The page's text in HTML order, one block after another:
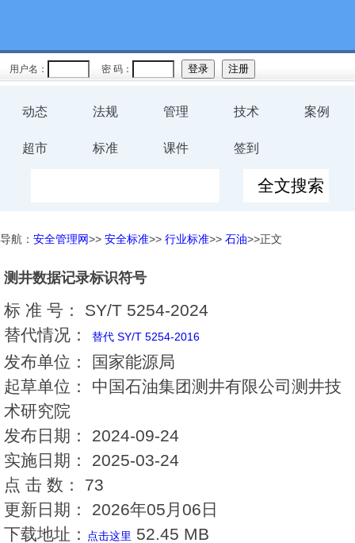
用户名： 密 码：
动态 法规 管理 技术 案例
超市 标准 课件 签到
导航： 安全管理网>> 安全标准>> 行业标准>> 石油>>正文
测井数据记录标识符号
标 准 号： SY/T 5254-2024
替代情况：
替代 SY/T 5254-2016
发布单位：
国家能源局
起草单位： 中国石油集团测井有限公司测井技
术研究院
发布日期： 2024-09-24
实施日期： 2025-03-24
点 击 数： 73
更新日期： 2026年05月06日
下载地址：
点击这里 52.45 MB